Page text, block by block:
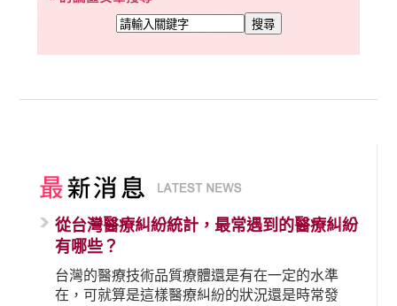
從台灣醫療糾紛統計，最常遇到的醫療糾紛
有哪些？
台灣的醫療技術品質療體還是有在一定的水準
在，可就算是這樣醫療糾紛的狀況還是時常發